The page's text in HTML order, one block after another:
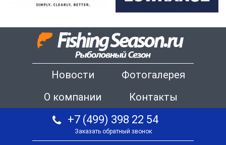
Новости
Фотогалерея
О компании
Контакты
+7 (499) 398 22 54
Заказать обратный звонок